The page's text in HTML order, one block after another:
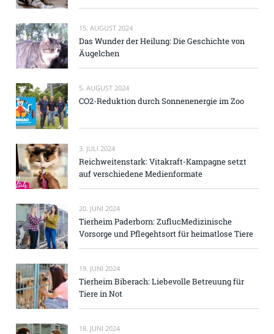
15. AUGUST 2024
Das Wunder der Heilung: Die Geschichte von
Äugelchen
5. AUGUST 2024
CO2-Reduktion durch Sonnenenergie im Zoo
3. JULI 2024
Reichweitenstark: Vitakraft-Kampagne setzt
auf verschiedene Medienformate
20. JUNI 2024
Tierheim Paderborn: ZuflucMedizinische
Vorsorge und Pflegehtsort für heimatlose Tiere
19. JUNI 2024
Tierheim Biberach: Liebevolle Betreuung für
Tiere in Not
18. JUNI 2024